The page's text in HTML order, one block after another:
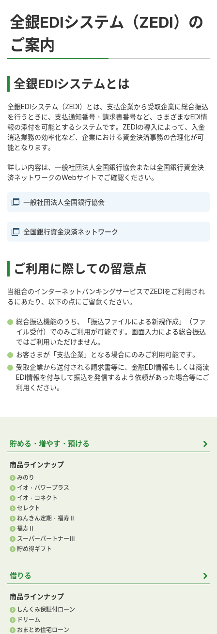
全銀EDIシステム（ZEDI）の
ご案内
全銀EDIシステムとは
全銀EDIシステム（ZEDI）とは、支払企業から受取企業に総合振込
を行うときに、支払通知番号・請求書番号など、さまざまなEDI情
報の添付を可能とするシステムです。ZEDIの導入によって、入金
消込業務の効率化など、企業における資金決済事務の合理化が可
能となります。
詳しい内容は、一般社団法人全国銀行協会または全国銀行資金決
済ネットワークのWebサイトでご確認ください。
一般社団法人全国銀行協会
全国銀行資金決済ネットワーク
ご利用に際しての留意点
当組合のインターネットバンキングサービスでZEDIをご利用され
るにあたり、以下の点にご留意ください。
総合振込機能のうち、「振込ファイルによる新規作成」（ファ
イル受付）でのみご利用が可能です。画面入力による総合振込
ではご利用いただけません。
お客さまが「支払企業」となる場合にのみご利用可能です。
受取企業から送付される請求書等に、金融EDI情報もしくは商流
EDI情報を付与して振込を発信するよう依頼があった場合等にご
利用ください。
貯める・増やす・預ける
商品ラインナップ
みのり
イオ・パワープラス
イオ・コネクト
セレクト
ねんきん定期・福寿Ⅱ
福寿Ⅱ
スーパーパートナーⅢ
貯め得ギフト
借りる
商品ラインナップ
しんくみ保証付ローン
ドリーム
おまとめ住宅ローン